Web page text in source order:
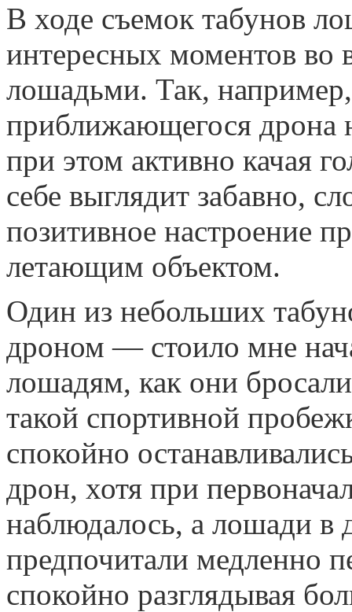
В ходе съемок табунов
интересных моментов во
лошадьми. Так,
приближающегося дрона
при этом активно качая
себе выглядит забавно,
позитивное настроение
летающим объектом.
Один из небольших
дроном — стоило мне
лошадям, как они
такой спортивной
спокойно
дрон, хотя при
наблюдалось, а лошади в
предпочитали медленно
спокойно разглядывая